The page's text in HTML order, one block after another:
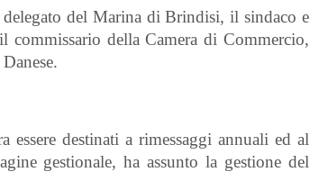
del Marina di Brindisi, il sindaco e
commissario della Camera di Commercio,
destinati a rimessaggi annuali ed al
gestionale, ha assunto la gestione del